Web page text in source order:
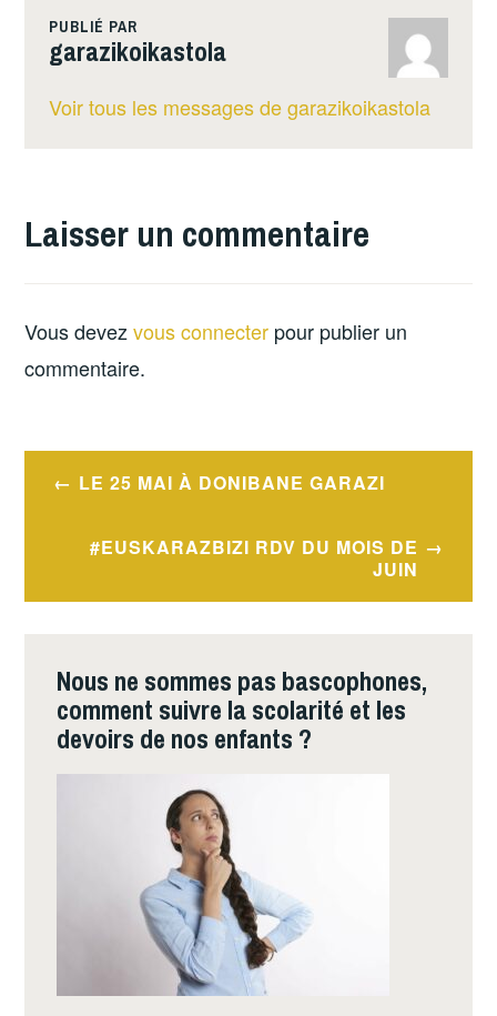
PUBLIÉ PAR
garazikoikastola
Voir tous les messages de garazikoikastola
Laisser un commentaire
Vous devezvous connecter pour publier un
commentaire.
Navigation
l’article
LE 25 MAI À DONIBANE GARAZI
#EUSKARAZBIZI RDV DU MOIS DE
JUIN
Nous ne sommes pas bascophones,
comment suivre la scolarité et les
devoirs de nos enfants ?